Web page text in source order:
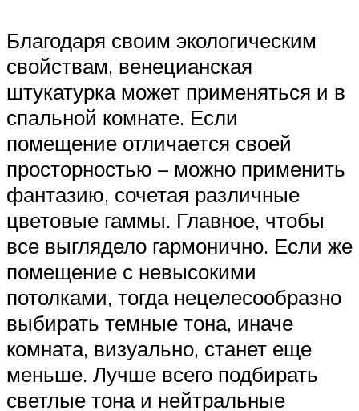
Благодаря своим экологическим
свойствам, венецианская
штукатурка может применяться и в
спальной комнате. Если
помещение отличается своей
просторностью – можно применить
фантазию, сочетая различные
цветовые гаммы. Главное, чтобы
все выглядело гармонично. Если же
помещение с невысокими
потолками, тогда нецелесообразно
выбирать темные тона, иначе
комната, визуально, станет еще
меньше. Лучше всего подбирать
светлые тона и нейтральные